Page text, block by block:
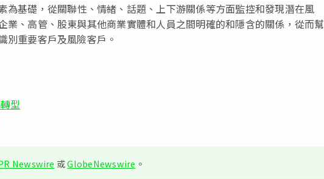
為基礎，從關聯性、情緒、話題、上下游關係等方面監控和發現潛在風
業、高管、股東與其他商業實體和人員之間明確的和隱含的關係，從而幫
別重要客戶及風險客戶。
型
Newswire 或GlobeNewswire 。